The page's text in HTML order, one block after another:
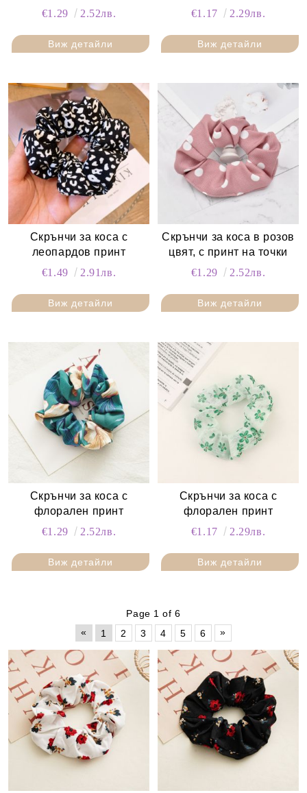
€1.29
2.52лв.
Виж детайли
€1.17
2.29лв.
Виж детайли
Скрънчи за коса с
леопардов принт
€1.49
2.91лв.
Виж детайли
Скрънчи за коса в розов
цвят, с принт на точки
€1.29
2.52лв.
Виж детайли
Скрънчи за коса с
флорален принт
€1.29
2.52лв.
Виж детайли
Скрънчи за коса с
флорален принт
€1.17
2.29лв.
Виж детайли
Page 1 of 6
«
1 2 3 4 5 6 »